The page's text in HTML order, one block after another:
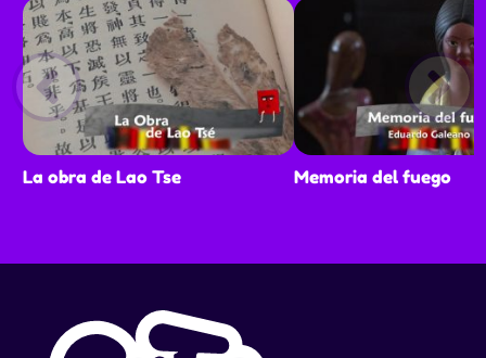
La obra de Lao Tse Memoria del fuego